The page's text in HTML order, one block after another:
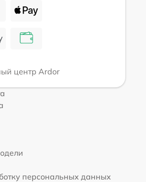
центр Ardor
персональных данных